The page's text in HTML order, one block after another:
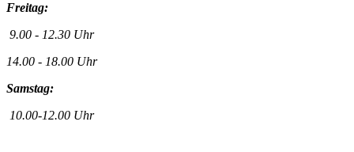
Freitag:
9.00 - 12.30 Uhr
14.00 - 18.00 Uhr
Samstag:
10.00-12.00 Uhr